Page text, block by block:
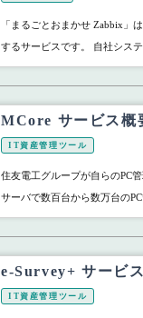
「まるごとおまかせ Zabbix」
するサービスです。 自社シス
MCore サービス概
IT資産管理ツール
住友電工グループが自らのPC
サーバで数百台から数万台の
e-Survey+ サービ
IT資産管理ツール